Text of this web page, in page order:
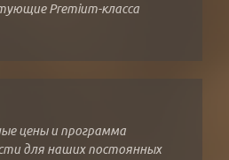
Premium-класса
цены и программа
для наших постоянных